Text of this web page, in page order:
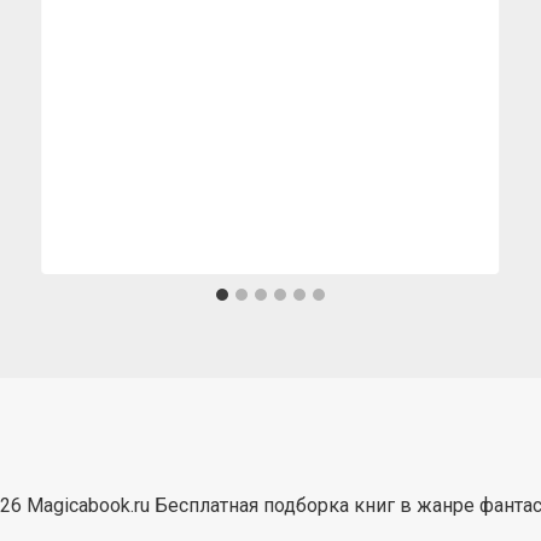
Magicabook.ru Бесплатная подборка книг в жанре